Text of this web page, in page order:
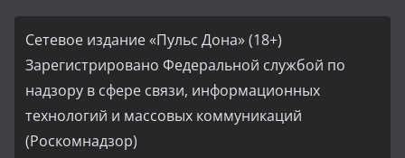
Сетевое издание «Пульс Дона» (18+)
Зарегистрировано Федеральной службой по
надзору в сфере связи, информационных
технологий и массовых коммуникаций
(Роскомнадзор)